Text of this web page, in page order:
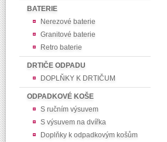
BATERIE
Nerezové baterie
Granitové baterie
Retro baterie
DRTIČE ODPADU
DOPLŇKY K DRTIČUM
ODPADKOVÉ KOŠE
S ručním výsuvem
S výsuvem na dvířka
Doplňky k odpadkovým košům